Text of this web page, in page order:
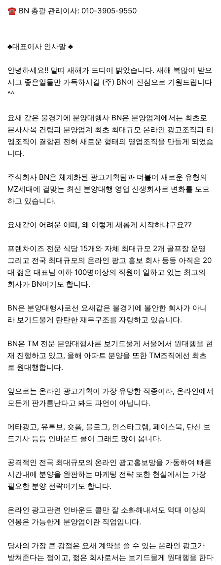
☎ BN 총괄 관리이사: 010-3905-9550
♣대표이사 인사말 ♣
안녕하세요!! 말띠 새해가 드디어 밝았습니다. 새해 복많이 받으
시고 좋은일들만 가득하시길 (주) BN이 진심으로 기원드립니다
^^
요새 같은 불경기에 분양대행사 BN은 분양업계에서는 최초로
본사사옥 건립과 분양업계 최초 최대규모 온라인 광고조직과 티
엠조직이 결합된 전혀 새로운 형태의 영업조직을 만들게 되었습
니다.
주식회사 BN은 체계화된 광고기획팀과 더불어 새로운 유형의
MZ세대에 걸맞는 최신 분양대행 영업 신생회사로 변화를 도모
하고 있습니다.
요새같이 어려운 이때, 왜 이렇게 새롭게 시작하냐구요??
프렌차이즈 전문 식당 15개와 자체 최대규모 2개 골프장 운영
그리고 전국 최대규모의 온라인 광고 홍보 회사 등등 아직은 20
대 젊은 대표님 이하 100명이상의 직원이 일하고 있는 최고의
회사가 BN이기도 합니다.
BN은 분양대행사로선 요새같은 불경기에 불안한 회사가 아니
라 보기드물게 탄탄한 재무구조를 자랑하고 있습니다.
BN은 TM 전문 분양대행사론 보기드물게 서울에서 원대행을 현
재 진행하고 있고, 올해 아파트 분양을 또한 TM조직에선 최초
로 원대행합니다.
앞으로는 온라인 광고기획이 가장 유망한 직종이라, 온라인에서
모든게 판가름난다고 봐도 과언이 아닙니다.
메타광고, 유투브, 숏폼, 블로그, 인스타그램, 페이스북, 단신 보
도기사 등등 인바운드 콜이 그래도 많이 옵니다.
공격적인 전국 최대규모의 온라인 광고홍보망을 가동하여 빠른
시간내에 분양을 완판하는 마케팅 전략 또한 현실에서는 가장
필요한 분양 전략이기도 합니다.
온라인 광고관련 인바운드 콜만 잘 소화해내셔도 억대 이상의
연봉은 가능한게 분양업이란 직업입니다.
당사의 가장 큰 강점은 요새 계약을 쓸 수 있는 온라인 광고가
받쳐준다는 점이고, 젊은 회사로서는 보기드물게 원대행을 한다